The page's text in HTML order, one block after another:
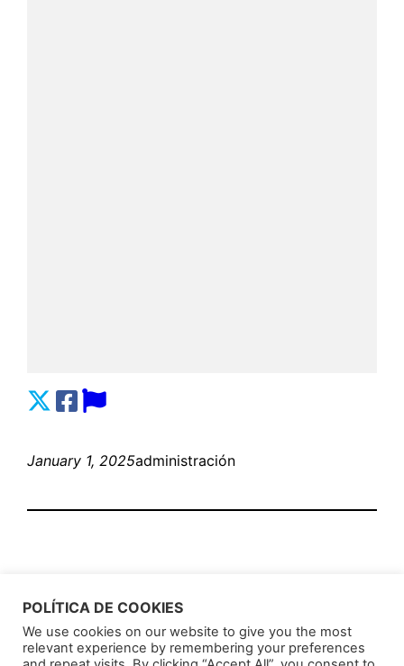
January 1, 2025administración
POLÍTICA DE COOKIES
We use cookies on our website to give you the most
relevant experience by remembering your preferences